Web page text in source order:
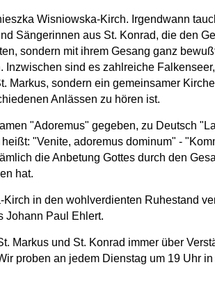
Wisniowska-Kirch. Irgendwann
Sängerinnen aus St. Konrad, die den
sondern mit ihrem Gesang ganz
sind es zahlreiche
sondern ein gemeinsamer
Anlässen zu hören ist.
"Adoremus" gegeben, zu Deutsch
"Venite, adoremus dominum" -
die Anbetung Gottes durch den
hat.
in den wohlverdienten Ruhestand
Johann Paul Ehlert.
Markus und St. Konrad immer über
proben an jedem Dienstag um 19 Uhr